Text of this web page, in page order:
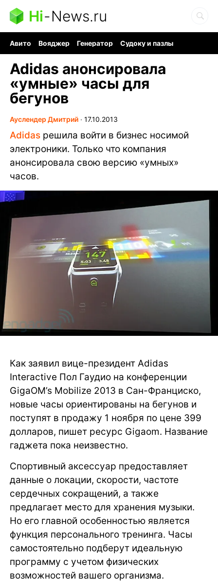
Hi-News.ru
Авито Вояджер Генератор
Судоку и пазлы
Adidas анонсировала
«умные» часы для
бегунов
Ауслендер Дмитрий ∙ 17.10.2013
Adidas решила войти в бизнес носимой
электроники. Только что компания
анонсировала свою версию «умных»
часов.
Как заявил вице-президент Adidas
Interactive Пол Гаудио на конференции
GigaOM’s Mobilize 2013 в Сан-Франциско,
новые часы ориентированы на бегунов и
поступят в продажу 1 ноября по цене 399
долларов, пишет ресурс Gigaom. Название
гаджета пока неизвестно.
Спортивный аксессуар предоставляет
данные о локации, скорости, частоте
сердечных сокращений, а также
предлагает место для хранения музыки.
Но его главной особенностью является
функция персонального тренинга. Часы
самостоятельно подберут идеальную
программу с учетом физических
возможностей вашего организма.